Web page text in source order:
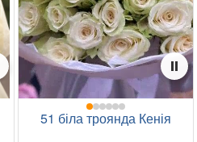
51 біла троянда Кенія